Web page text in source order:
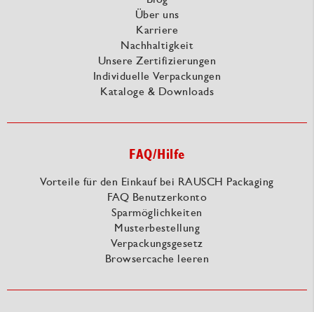
Über uns
Karriere
Nachhaltigkeit
Unsere Zertifizierungen
Individuelle Verpackungen
Kataloge & Downloads
FAQ/Hilfe
Vorteile für den Einkauf bei RAUSCH Packaging
FAQ Benutzerkonto
Sparmöglichkeiten
Musterbestellung
Verpackungsgesetz
Browsercache leeren